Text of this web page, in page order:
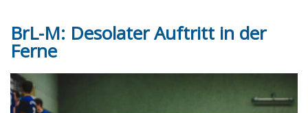
BrL-M: Desolater Auftritt in der
Ferne